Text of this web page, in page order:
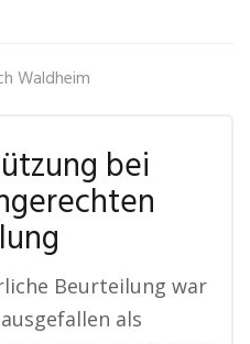
Waldheim
bei
Beurteilung war
als